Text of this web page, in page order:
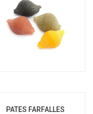
PATES FARFALLES